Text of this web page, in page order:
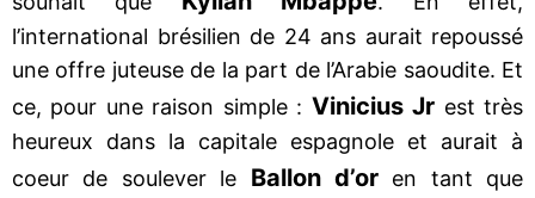
l’international brésilien de 24 ans aurait repoussé
une offre juteuse de la part de l’Arabie saoudite. Et
ce, pour une raison simple : Vinicius Jr est très
heureux dans la capitale espagnole et aurait à
coeur de soulever le Ballon d’oren tant que